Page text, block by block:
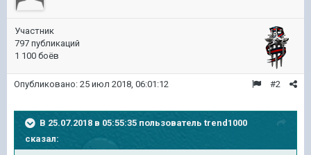
Участник
797 публикаций
1 100 боёв
#2
Опубликовано: 25 июл 2018, 06:01:12
В 25.07.2018 в 05:55:35 пользователь trend1000
сказал: